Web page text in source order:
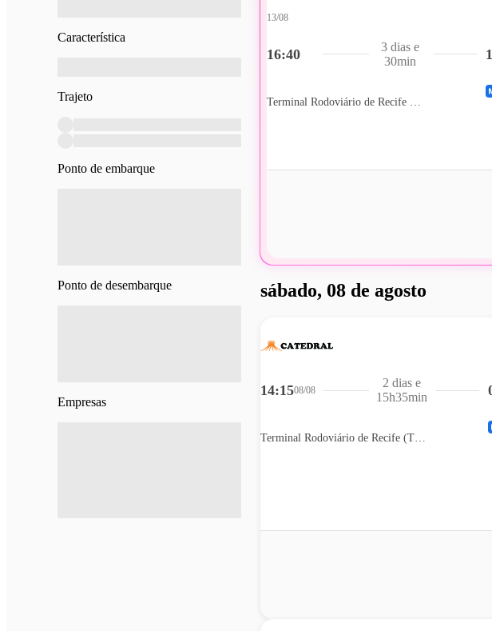
Característica
Trajeto
Ponto de embarque
Ponto de desembarque
Empresas
16:40
13/08
3 dias e
30min
sábado, 08 de agosto
14:1508/08
Terminal Rodoviário de Recife (TIP)
2 dias e
15h35min